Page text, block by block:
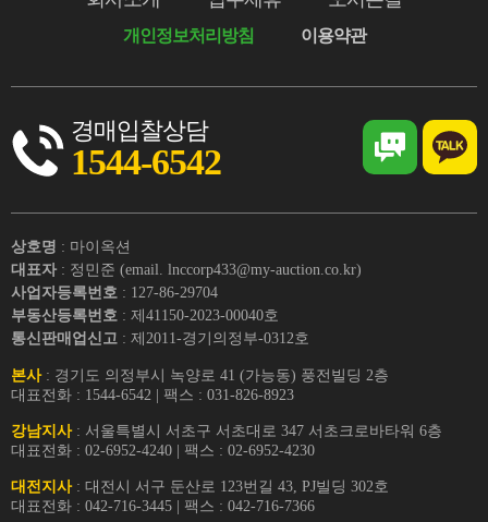
개인정보처리방침 이용약관
경매입찰상담
1544-6542
상호명 : 마이옥션
대표자 : 정민준 (email. lnccorp433@my-auction.co.kr)
사업자등록번호 : 127-86-29704
부동산등록번호 : 제41150-2023-00040호
통신판매업신고 : 제2011-경기의정부-0312호
본사: 경기도 의정부시 녹양로 41 (가능동) 풍전빌딩 2층
대표전화 : 1544-6542 | 팩스 : 031-826-8923
강남지사: 서울특별시 서초구 서초대로 347 서초크로바타워 6층
대표전화 : 02-6952-4240 | 팩스 : 02-6952-4230
대전지사: 대전시 서구 둔산로 123번길 43, PJ빌딩 302호
대표전화 : 042-716-3445 | 팩스 : 042-716-7366